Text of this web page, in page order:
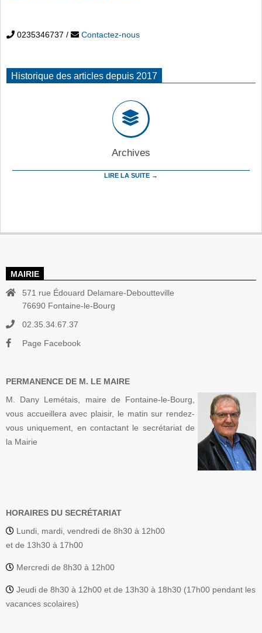
0235346737 / Contactez-nous
Historique des articles depuis 2017
Archives
LIRE LA SUITE →
MAIRIE
571 rue Édouard Delamare-Deboutteville
76690 Fontaine-le-Bourg
02.35.34.67.37
Page Facebook
PERMANENCE DE M. LE MAIRE
M. Dany Lemétais, maire de Fontaine-le-Bourg,
vous accueillera avec plaisir, le matin sur rendez-
vous uniquement, en contactant le secrétariat de
la Mairie
HORAIRES DU SECRÉTARIAT
Lundi, mardi, vendredi de 8h30 à 12h00
et de 13h30 à 17h00
Mercredi de 8h30 à 12h00
Jeudi de 8h30 à 12h00 et de 13h30 à 18h30 (17h00 pendant les
vacances scolaires)